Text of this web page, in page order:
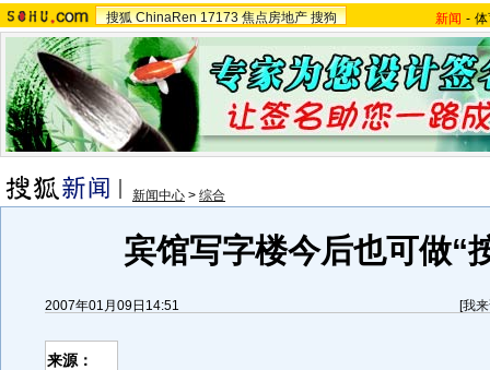
搜狐 ChinaRen 17173 焦点房地产 搜狗 新闻 -
新闻中心 > 综合
宾馆写字楼今后也可做“
2007年01月09日14:51 [我
来源：